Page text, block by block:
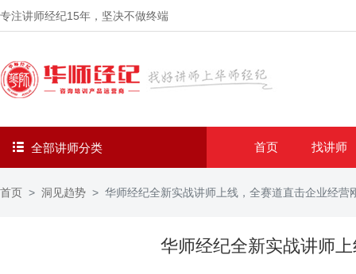
专注讲师经纪15年 ，坚决不做终端
全部讲师分类 首页 找讲师
首页 洞见趋势 华师经纪全新实战讲师上线，全赛道直击企业经营
华师经纪全新实战讲师